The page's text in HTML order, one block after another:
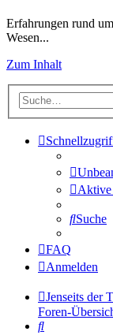
Erfahrungen rund
Wesen...
Zum Inhalt
Aktive
Suche
FAQ
Anmelden
Jenseits der
Foren-
Suche